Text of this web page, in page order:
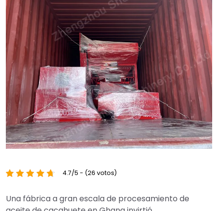
4.7/5 - (26 votos)
Una fábrica a gran escala de procesamiento de